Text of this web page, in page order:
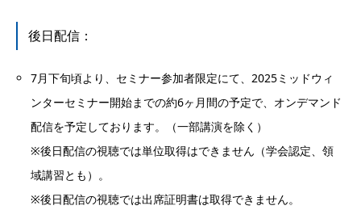
後日配信：
7月下旬頃より、セミナー参加者限定にて、2025ミッドウィ
ンターセミナー開始までの約6ヶ月間の予定で、オンデマンド
配信を予定しております。（一部講演を除く）
※後日配信の視聴では単位取得はできません（学会認定、領
域講習とも）。
※後日配信の視聴では出席証明書は取得できません。